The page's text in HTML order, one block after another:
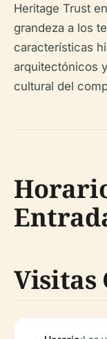
Heritage Trust
grandeza a los
características
arquitectónicos
cultural del
Visitas